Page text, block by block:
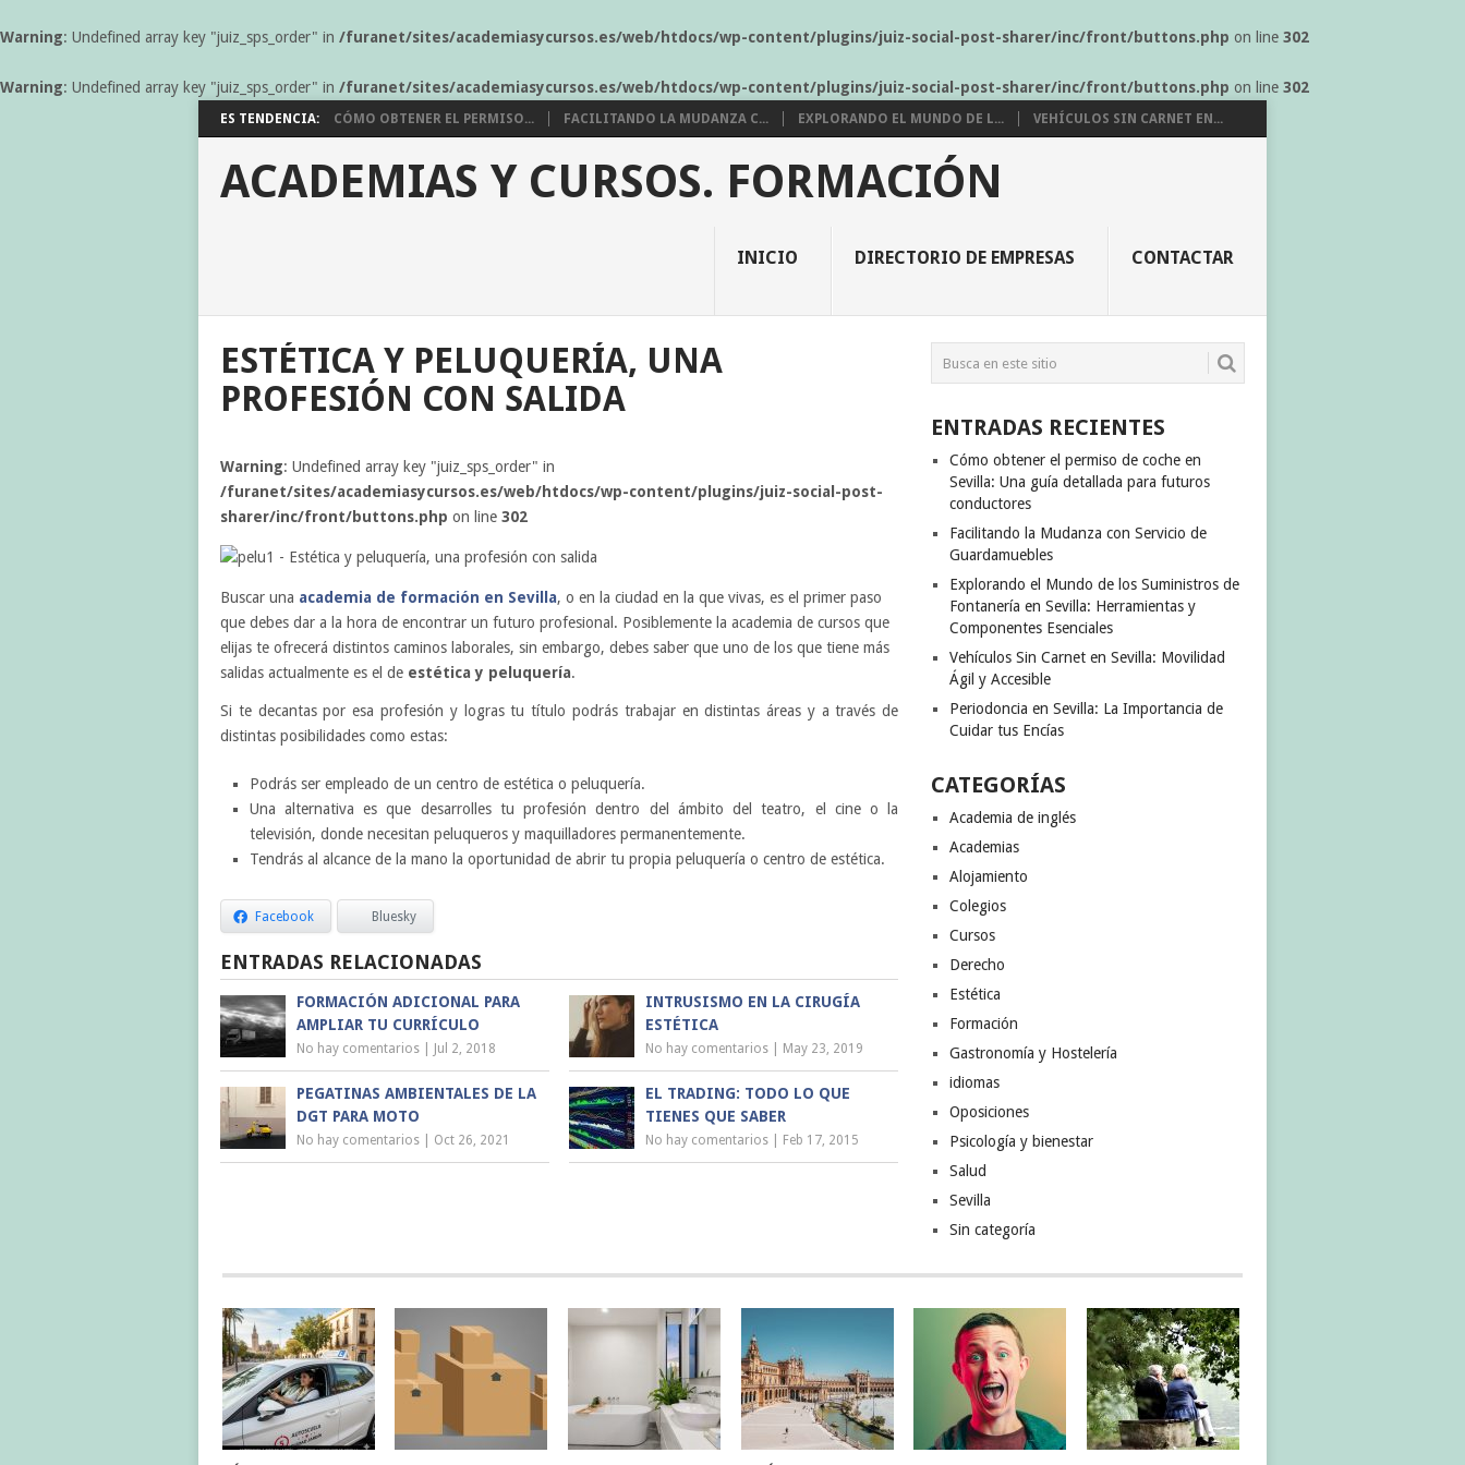
Warning: Undefined array key "juiz_sps_order" in /furanet/sites/academiasycursos.es/web/htdocs/wp-content/plugins/juiz-social-post-sharer/inc/front/buttons.php on line 302
Warning: Undefined array key "juiz_sps_order" in /furanet/sites/academiasycursos.es/web/htdocs/wp-content/plugins/juiz-social-post-sharer/inc/front/buttons.php on line 302
ES TENDENCIA: CÓMO OBTENER EL PERMISO... FACILITANDO LA MUDANZA C... EXPLORANDO EL MUNDO DE L... VEHÍCULOS SIN CARNET EN...
ACADEMIAS Y CURSOS. FORMACIÓN
INICIO DIRECTORIO DE EMPRESAS CONTACTAR
ESTÉTICA Y PELUQUERÍA, UNA
PROFESIÓN CON SALIDA
Warning: Undefined array key "juiz_sps_order" in
/furanet/sites/academiasycursos.es/web/htdocs/wp-content/plugins/juiz-social-post-
sharer/inc/front/buttons.php on line 302
Buscar una academia de formación en Sevilla, o en la ciudad en la que vivas, es el primer paso
que debes dar a la hora de encontrar un futuro profesional. Posiblemente la academia de cursos que
elijas te ofrecerá distintos caminos laborales, sin embargo, debes saber que uno de los que tiene más
salidas actualmente es el de estética y peluquería.
Si te decantas por esa profesión y logras tu título podrás trabajar en distintas áreas y a través de
distintas posibilidades como estas:
Podrás ser empleado de un centro de estética o peluquería.
Una alternativa es que desarrolles tu profesión dentro del ámbito del teatro, el cine o la
televisión, donde necesitan peluqueros y maquilladores permanentemente.
Tendrás al alcance de la mano la oportunidad de abrir tu propia peluquería o centro de estética.
Facebook Bluesky
ENTRADAS RELACIONADAS
FORMACIÓN ADICIONAL PARA
AMPLIAR TU CURRÍCULO
No hay comentarios Jul 2, 2018
INTRUSISMO EN LA CIRUGÍA
ESTÉTICA
No hay comentarios May 23, 2019
PEGATINAS AMBIENTALES DE LA
DGT PARA MOTO
No hay comentarios Oct 26, 2021
EL TRADING: TODO LO QUE
TIENES QUE SABER
No hay comentarios Feb 17, 2015
ENTRADAS RECIENTES
Cómo obtener el permiso de coche en
Sevilla: Una guía detallada para futuros
conductores
Facilitando la Mudanza con Servicio de
Guardamuebles
Explorando el Mundo de los Suministros de
Fontanería en Sevilla: Herramientas y
Componentes Esenciales
Vehículos Sin Carnet en Sevilla: Movilidad
Ágil y Accesible
Periodoncia en Sevilla: La Importancia de
Cuidar tus Encías
CATEGORÍAS
Academia de inglés
Academias
Alojamiento
Colegios
Cursos
Derecho
Estética
Formación
Gastronomía y Hostelería
idiomas
Oposiciones
Psicología y bienestar
Salud
Sevilla
Sin categoría